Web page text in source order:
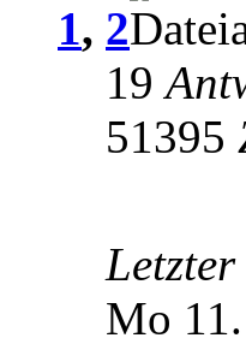
1, 2
19
51395
Mo